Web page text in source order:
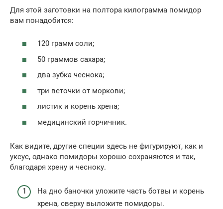
Для этой заготовки на полтора килограмма помидор
вам понадобится:
120 грамм соли;
50 граммов сахара;
два зубка чеснока;
три веточки от моркови;
листик и корень хрена;
медицинский горчичник.
Как видите, другие специи здесь не фигурируют, как и
уксус, однако помидоры хорошо сохраняются и так,
благодаря хрену и чесноку.
На дно баночки уложите часть ботвы и корень
хрена, сверху выложите помидоры.